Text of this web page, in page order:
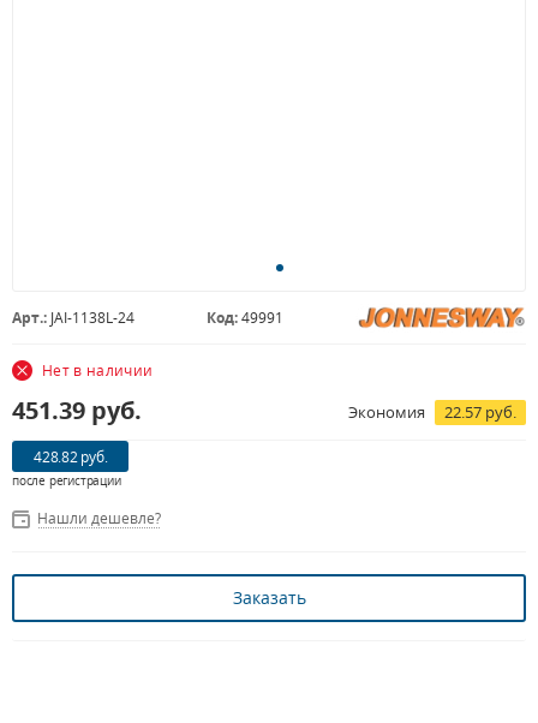
Арт.: JAI-1138L-24 Код:49991
Нет в наличии
451.39 руб. Экономия 22.57 руб.
428.82 руб.
после регистрации
Нашли дешевле?
Заказать